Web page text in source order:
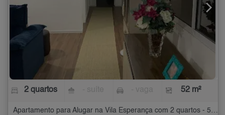
2 quartos 52 m²
Apartamento para Alugar na Vila Esperança com 2 quartos - 52 m²